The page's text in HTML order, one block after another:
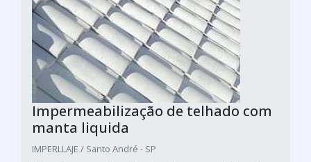
Impermeabilização de telhado com
manta liquida
IMPERLLAJE / Santo André - SP